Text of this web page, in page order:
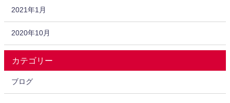
2021年1月
2020年10月
カテゴリー
ブログ